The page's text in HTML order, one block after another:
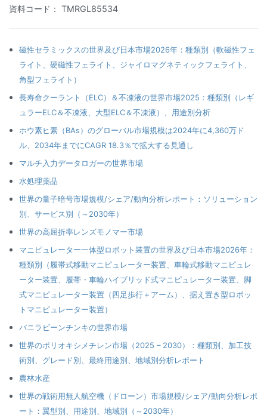
資料コード： TMRGL85534
磁性セラミックスの世界及び日本市場2026年：種類別（軟磁性フェ
ライト、硬磁性フェライト、ジャイロマグネティックフェライト、
角型フェライト）
長寿命クーラント（ELC）＆不凍液の世界市場2025：種類別（レギ
ュラーELC＆不凍液、大型ELC＆不凍液）、用途別分析
ホウ素ヒ素（BAs）のグローバル市場規模は2024年に4,360万ド
ル、2034年までにCAGR 18.3％で拡大する見通し
マルチ入力データロガーの世界市場
水処理薬品
世界の量子暗号市場規模/シェア/動向分析レポート：ソリューション
別、サービス別（～2030年）
世界の高屈折率レンズモノマー市場
マニピュレーター一体型ロボット装置の世界及び日本市場2026年：
種類別（履帯式移動マニピュレーター装置、車輪式移動マニピュレ
ーター装置、履帯・車輪ハイブリッド式マニピュレーター装置、脚
式マニピュレーター装置（四足歩行＋アーム）、据え置き型ロボッ
トマニピュレーター装置）
バニラビーンチンキの世界市場
世界のポリオキシメチレン市場（2025 – 2030）：種類別、加工技
術別、グレード別、最終用途別、地域別分析レポート
農林水産
世界の戦術用無人航空機（ドローン）市場規模/シェア/動向分析レポ
ート：翼型別、用途別、地域別（～2030年）